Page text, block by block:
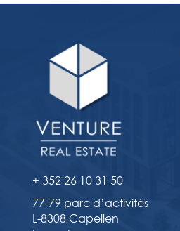
+ 352 26 10 31 50
77-79 parc d’activités
L-8308 Capellen